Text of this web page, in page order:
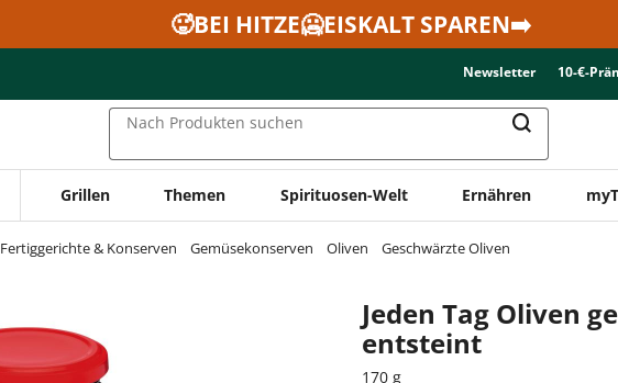
🥵BEI HITZE🥶EISKALT SPAREN➡️
Newsletter 10-€-
Nach Produkten suchen
Grillen Themen Spirituosen-Welt Ernähren
Fertiggerichte & Konserven Gemüsekonserven Oliven Geschwärzte Oliven
Jeden Tag Oliven
entsteint
170 g